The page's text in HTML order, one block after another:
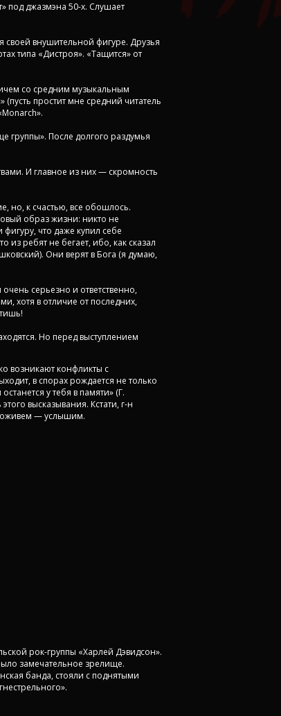
под джазмэна 50-х. Слушает
своей внушительной фигуре. Друзья
типа «Дистроя». «Тащится» от
со средним музыкальным
простит мне средний читатель
группы». После долгого раздумья
И главное из них — скромность
но, к счастью, все обошлось.
образ жизни: никто не
что даже купил себе
ребят не бегает, ибо, как сказал
Они верят в Бога (я думаю,
серьезно и ответственно,
хотя в отличие от последних,
Но перед выступлением
возникают конфликты с
в спорах рождается не только
у тебя в памяти» (Г.
высказывания. Кстати, г-н
— услышим.
рок-группы «Харлей Дэвидсон».
замечательное зрелище.
банда, стояли с поднятыми